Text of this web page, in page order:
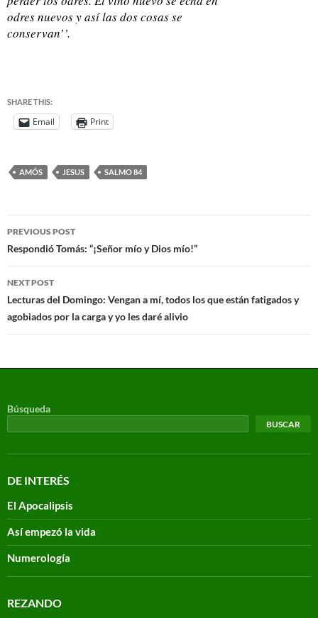
odres nuevos y así las dos cosas se
conservan’’.
SHARE THIS:
Email Print
AMÓS JESUS SALMO 84
PREVIOUS POST
Respondió Tomás: “¡Señor mío y Dios mío!”
NEXT POST
Lecturas del Domingo: Vengan a mí, todos los que están fatigados y
agobiados por la carga y yo les daré alivio
Búsqueda
BUSCAR
DE INTERÉS
El Apocalipsis
Así empezó la vida
Numerología
REZANDO